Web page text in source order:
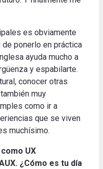
es obviamente
ponerlo en práctica
ayuda mucho a
y espabilarte.
conocer otras
muy
como ir a
que se viven
muchísimo.
UX
¿Cómo es tu día